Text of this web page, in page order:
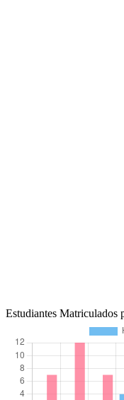
Estudiantes Matriculados